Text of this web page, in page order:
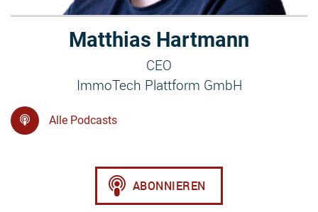
Matthias Hartmann
CEO
ImmoTech Plattform GmbH
Alle Podcasts